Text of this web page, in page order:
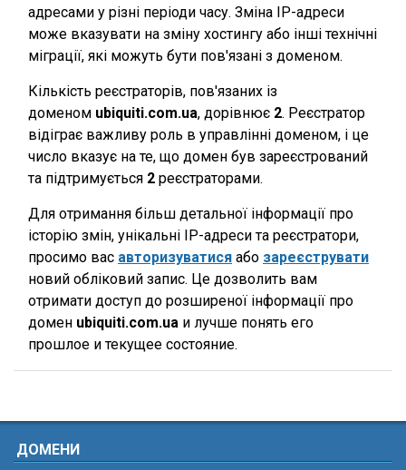
адресами у різні періоди часу. Зміна IP-адреси
може вказувати на зміну хостингу або інші технічні
міграції, які можуть бути пов'язані з доменом.
Кількість реєстраторів, пов'язаних із
доменом ubiquiti.com.ua, дорівнює 2. Реєстратор
відіграє важливу роль в управлінні доменом, і це
число вказує на те, що домен був зареєстрований
та підтримується 2 реєстраторами.
Для отримання більш детальної інформації про
історію змін, унікальні IP-адреси та реєстратори,
просимо вас авторизуватися або зареєструвати
новий обліковий запис. Це дозволить вам
отримати доступ до розширеної інформації про
домен ubiquiti.com.ua и лучше понять его
прошлое и текущее состояние.
ДОМЕНИ